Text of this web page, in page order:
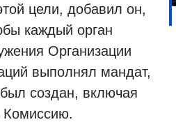
цели, добавил он,
каждый орган
Организации
выполнял мандат,
создан, включая